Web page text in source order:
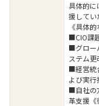
具体的
援してい
《具体
■CIO課
■グロー
ステム更
■経営統
よび実行
■自社の
革支援《